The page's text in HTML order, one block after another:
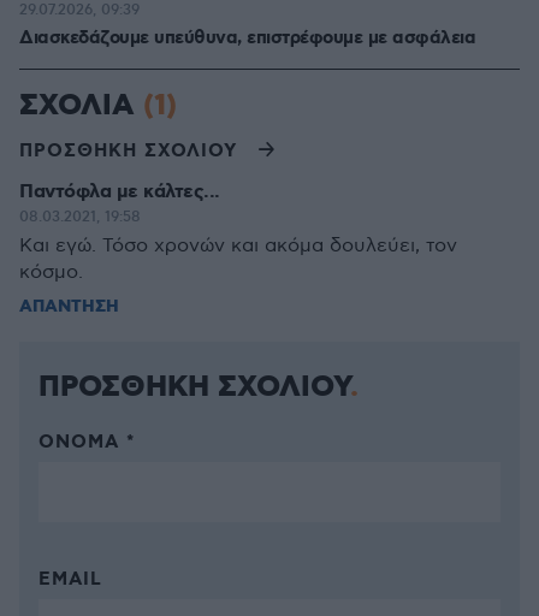
Διασκεδάζουμε υπεύθυνα, επιστρέφουμε με ασφάλεια
29.07.2026, 09:39
ΣΧΟΛΙΑ (1)
ΠΡΟΣΘΗΚΗ ΣΧΟΛΙΟΥ
Παντόφλα με κάλτες...
08.03.2021, 19:58
Και εγώ. Τόσο χρονών και ακόμα δουλεύει, τον
κόσμο.
ΑΠΑΝΤΗΣΗ
ΠΡΟΣΘΗΚΗ ΣΧΟΛΙΟΥ
ΌΝΟΜΑ *
EMAIL